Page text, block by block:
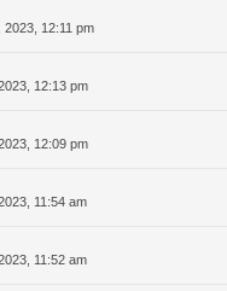
2023, 12:11 pm
12:13 pm
12:09 pm
11:54 am
11:52 am